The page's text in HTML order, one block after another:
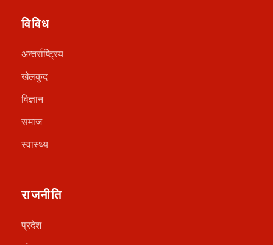
विविध
अन्तर्राष्ट्रिय
खेलकुद
विज्ञान
समाज
स्वास्थ्य
राजनीति
प्रदेश